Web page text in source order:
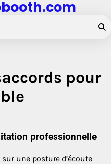
pour
professionnelle
une posture d’écoute